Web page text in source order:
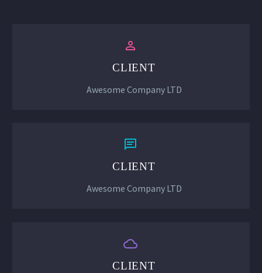


CLIENT
Awesome Company LTD


CLIENT
Awesome Company LTD


CLIENT